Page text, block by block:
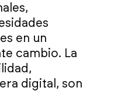
en un
cambio. La
digital, son